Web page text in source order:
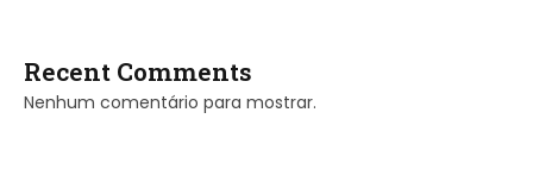
Recent Comments
Nenhum comentário para mostrar.